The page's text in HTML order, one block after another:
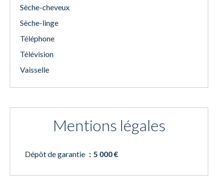
Sèche-cheveux
Sèche-linge
Téléphone
Télévision
Vaisselle
Mentions légales
Dépôt de garantie 5 000 €